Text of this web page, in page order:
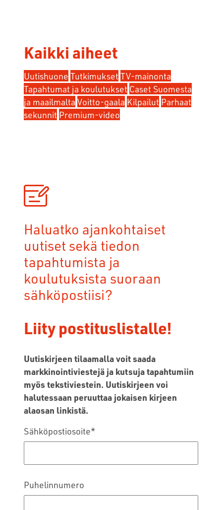
Kaikki aiheet
Uutishuone Tutkimukset TV-mainonta
Tapahtumat ja koulutukset Caset Suomesta
ja maailmalta Voitto-gaala Kilpailut Parhaat
sekunnit Premium-video
Haluatko ajankohtaiset
uutiset sekä tiedon
tapahtumista ja
koulutuksista suoraan
sähköpostiisi?
Liity postituslistalle!
Uutiskirjeen tilaamalla voit saada
markkinointiviestejä ja kutsuja tapahtumiin
myös tekstiviestein. Uutiskirjeen voi
halutessaan peruuttaa jokaisen kirjeen
alaosan linkistä.
Sähköpostiosoite*
Puhelinnumero